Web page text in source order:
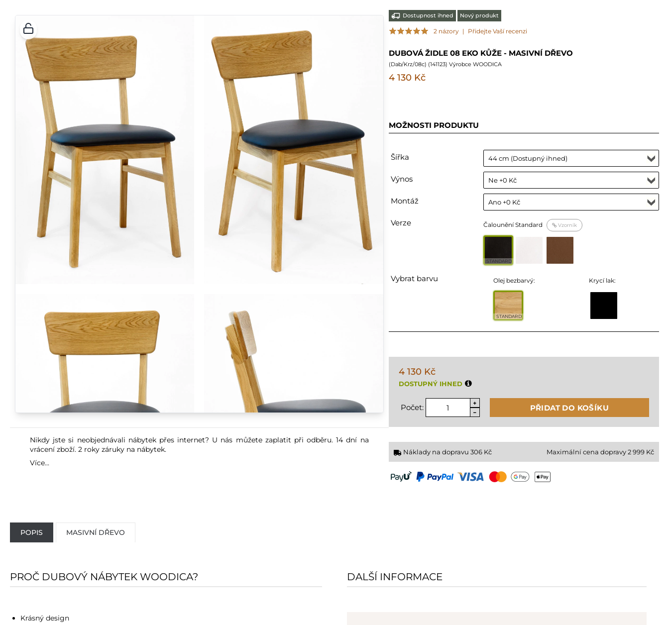
Nikdy jste si neobjednávali nábytek přes internet? U nás můžete zaplatit při odběru. 14 dní na
vrácení zboží. 2 roky záruky na nábytek.
Více...
Dostupnost ihned Nový produkt
2 názory | Přidejte Vaší recenzi
DUBOVÁ ŽIDLE 08 EKO KŮŽE - MASIVNÍ DŘEVO
(Dab/Krz/08c) (141123) Výrobce WOODICA
4 130 Kč
MOŽNOSTI PRODUKTU
Šířka
Výnos
Montáž
Verze Čalounění Standard Vzorník
STANDARD
Vybrat barvu Olej bezbarvý:
STANDARD
Krycí lak:
4 130 Kč
DOSTUPNÝ IHNED
Počet: PŘIDAT DO KOŠÍKU
Náklady na dopravu 306Kč Maximální cena dopravy 2 999 Kč
POPIS MASIVNÍ DŘEVO
PROČ DUBOVÝ NÁBYTEK WOODICA?
Krásný design
DALŠÍ INFORMACE